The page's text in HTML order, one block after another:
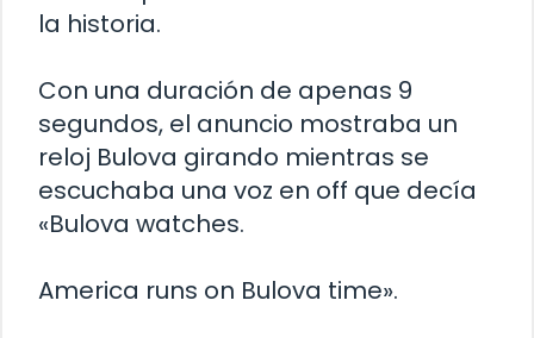
la historia.
Con una duración de apenas 9
segundos, el anuncio mostraba un
reloj Bulova girando mientras se
escuchaba una voz en off que decía
«Bulova watches.
America runs on Bulova time».